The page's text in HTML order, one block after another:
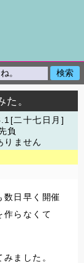
。
二十七日月]
負
りません
数日早く開催
作らなくて
ました。